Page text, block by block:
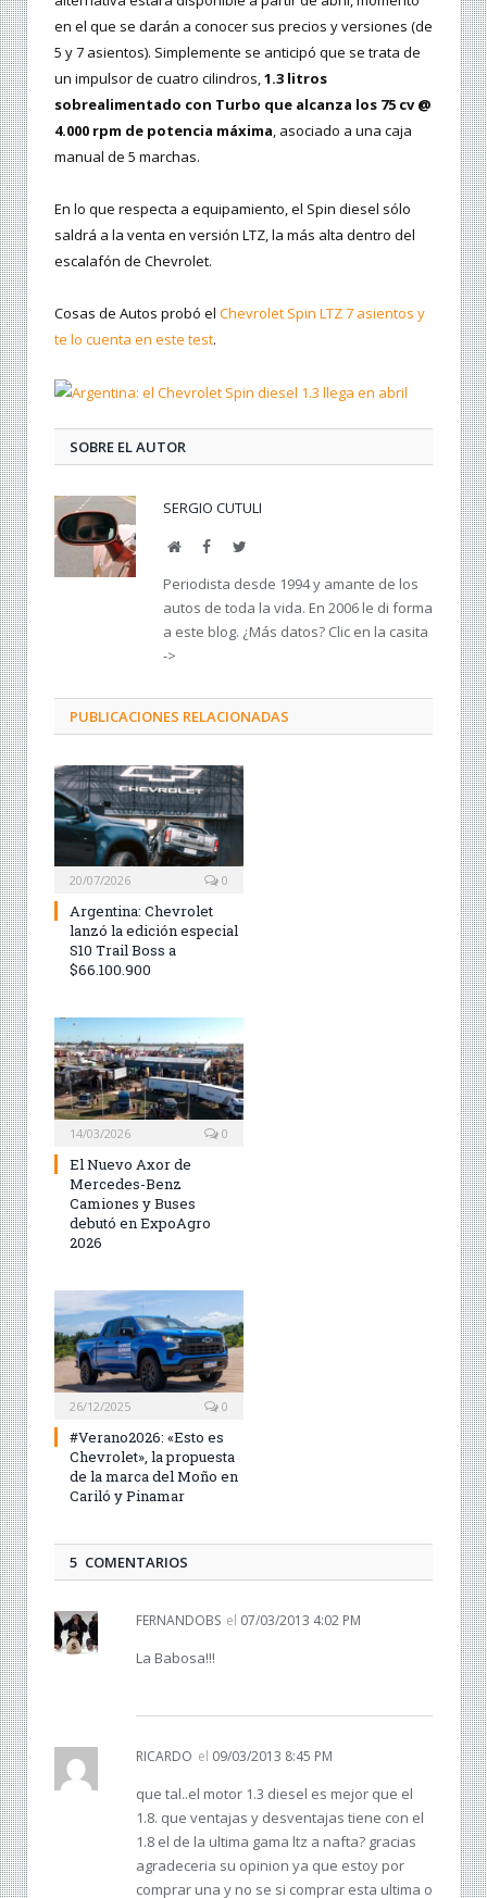
en el que se darán a conocer sus precios y versiones (de
5 y 7 asientos). Simplemente se anticipó que se trata de
un impulsor de cuatro cilindros,1.3 litros
sobrealimentado con Turbo que alcanza los 75 cv @
4.000 rpm de potencia máxima, asociado a una caja
manual de 5 marchas.
En lo que respecta a equipamiento, el Spin diesel sólo
saldrá a la venta en versión LTZ, la más alta dentro del
escalafón de Chevrolet.
Cosas de Autos probó el Chevrolet Spin LTZ 7 asientos y
te lo cuenta en este test.
SOBRE EL AUTOR
SERGIO CUTULI
WebFacebookTwitter
Periodista desde 1994 y amante de los
autos de toda la vida. En 2006 le di forma
a este blog. ¿Más datos? Clic en la casita
->
PUBLICACIONES RELACIONADAS
20/07/2026 0
Argentina: Chevrolet
lanzó la edición especial
S10 Trail Boss a
$66.100.900
14/03/2026 0
El Nuevo Axor de
Mercedes-Benz
Camiones y Buses
debutó en ExpoAgro
2026
26/12/2025 0
#Verano2026: «Esto es
Chevrolet», la propuesta
de la marca del Moño en
Cariló y Pinamar
5 COMENTARIOS
FERNANDOBS el 07/03/2013 4:02 PM
La Babosa!!!
RICARDO el 09/03/2013 8:45 PM
que tal..el motor 1.3 diesel es mejor que el
1.8. que ventajas y desventajas tiene con el
1.8 el de la ultima gama ltz a nafta? gracias
agradeceria su opinion ya que estoy por
comprar una y no se si comprar esta ultima o